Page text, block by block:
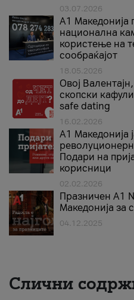
03.07.2026
A1 Македонија
национална
користење на
сообраќајот
18.05.2026
Овој
скопски
safe dating
16.02.2026
А1 Македонија
Подари на
корисници
02.02.2026
Празничен A1
Македонија за
04.12.2025
Слични